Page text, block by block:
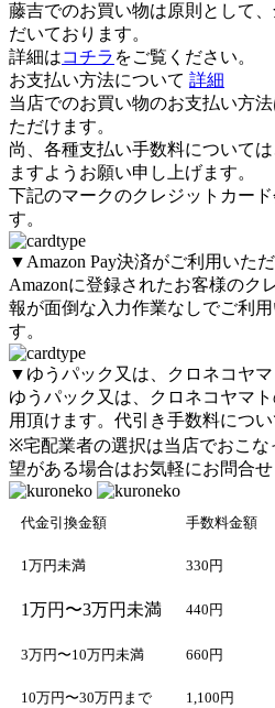
藤吉でのお買い物は原則として、
だいております。
詳細はコチラ をご覧ください。
お支払い方法について 詳細
当店でのお買い物のお支払い方
ただけます。
尚、各種支払い手数料について
ますようお願い申し上げます。
下記のマークのクレジットカー
す。
▼Amazon Pay決済がご利用いただ
Amazonに登録されたお客様のク
報が面倒な入力作業なしでご利
す。
▼ ゆうパック又は、クロネコヤマ
ゆうパック又は、クロネコヤマト
用頂けます。代引き手数料につい
※宅配業者の選択は当店でおこ
望がある場合はお気軽にお問合せ
代金引換金額 手数料金額
1万円未満 330円
1万円〜3万円未満 440円
3万円〜10万円未満 660円
10万円〜30万円まで 1,100円